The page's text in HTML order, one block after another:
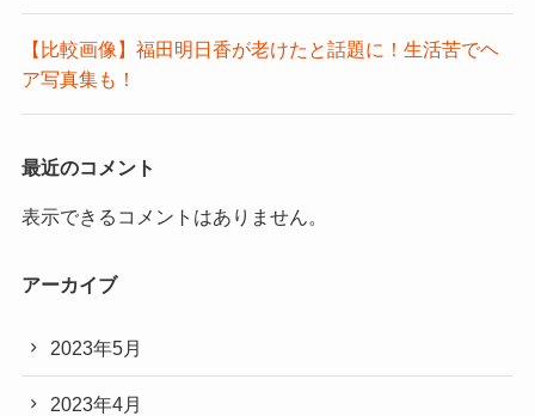
【比較画像】福田明日香が老けたと話題に！生活苦でヘ
ア写真集も！
最近のコメント
表示できるコメントはありません。
アーカイブ
2023年5月
2023年4月